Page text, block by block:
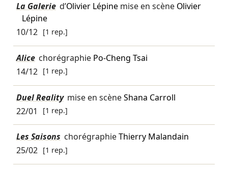
La Galerie d’Olivier Lépinemise en scène Olivier
Lépine
10/12 [1 rep.]
Alice chorégraphie Po-Cheng Tsai
14/12 [1 rep.]
Duel Reality mise en scèneShana Carroll
22/01
[1 rep.]
Les Saisons chorégraphieThierry Malandain
25/02 [1 rep.]